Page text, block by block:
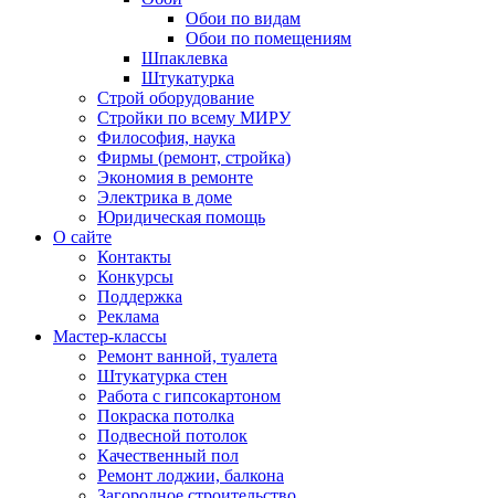
Обои по видам
Обои по помещениям
Шпаклевка
Штукатурка
Строй оборудование
Стройки по всему МИРУ
Философия, наука
Фирмы (ремонт, стройка)
Экономия в ремонте
Электрика в доме
Юридическая помощь
О сайте
Контакты
Конкурсы
Поддержка
Реклама
Мастер-классы
Ремонт ванной, туалета
Штукатурка стен
Работа с гипсокартоном
Покраска потолка
Подвесной потолок
Качественный пол
Ремонт лоджии, балкона